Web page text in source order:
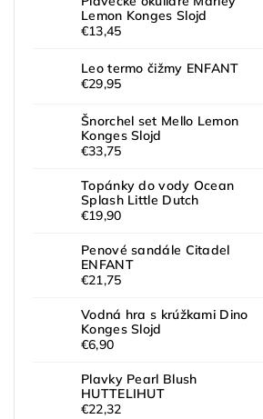
Lemon Konges Slojd
€13,45
Leo termo čižmy ENFANT
€29,95
Šnorchel set Mello Lemon
Konges Slojd
€33,75
Topánky do vody Ocean
Splash Little Dutch
€19,90
Penové sandále Citadel
ENFANT
€21,75
Vodná hra s krúžkami Dino
Konges Slojd
€6,90
Plavky Pearl Blush
HUTTELIHUT
€22,32